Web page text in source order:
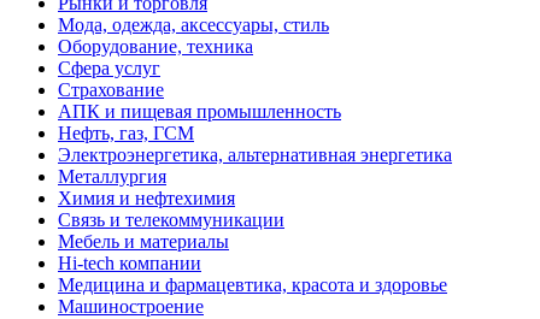
Мода, одежда, аксессуары, стиль
Оборудование, техника
Сфера услуг
Страхование
АПК и пищевая промышленность
Нефть, газ, ГСМ
Электроэнергетика, альтернативная энергетика
Металлургия
Химия и нефтехимия
Связь и телекоммуникации
Мебель и материалы
Hi-tech компании
Медицина и фармацевтика, красота и здоровье
Машиностроение